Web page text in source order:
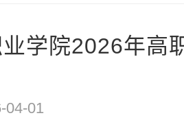
学院2026年高
04-01